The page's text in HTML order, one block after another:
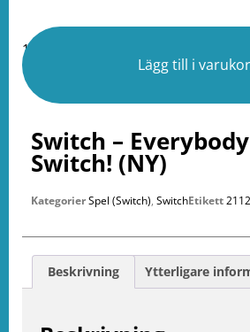
1 i lager
Lägg till i
Switch –
Switch! (NY)
KategorierSpel (Switch), SwitchEtikett
Beskrivning Ytterligare